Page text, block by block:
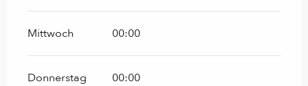
Mittwoch 00:00
Donnerstag 00:00